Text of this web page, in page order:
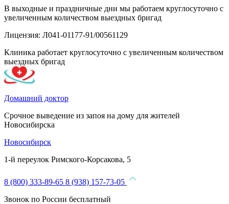
В выходные и праздничные дни мы работаем круглосуточно с
увеличенным количеством выездных бригад
Лицензия: Л041-01177-91/00561129
Клиника работает круглосуточно с увеличенным количеством
выездных бригад
Домашний доктор
Срочное выведение из запоя на дому для жителей
Новосибирска
Новосибирск
1-й переулок Римского-Корсакова, 5
8 (800) 333-89-65 8 (938) 157-73-05
Звонок по России бесплатный